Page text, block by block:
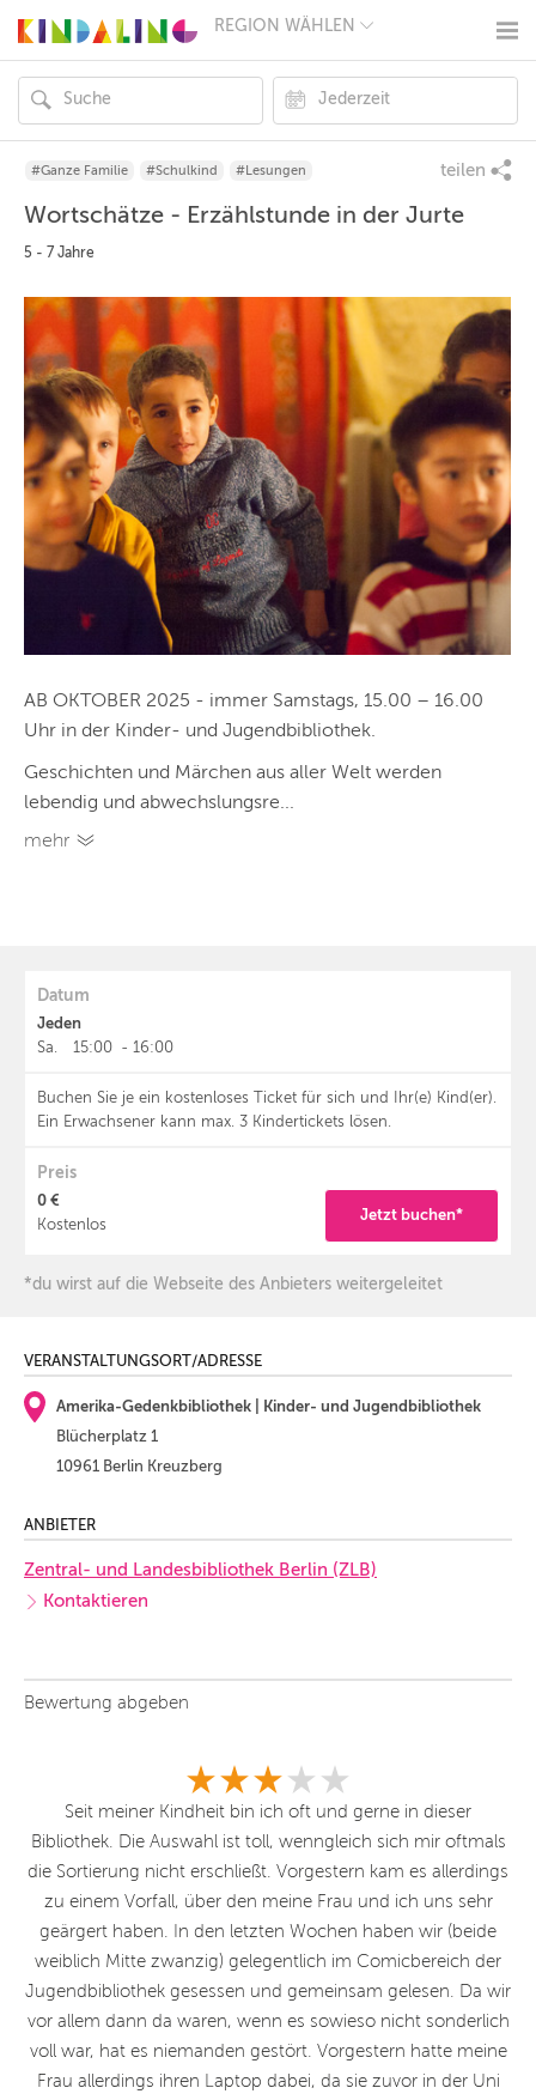
REGION WÄHLEN
MÜNCHEN
HAMBURG
FRANKFURT
KÖLN
DÜSSELDORF
ESSEN
NÜRNBERG
ZÜRICH
ANDERE
REGIONEN
#Ganze Familie #Schulkind #Lesungen teilen
Wortschätze - Erzählstunde in der Jurte
5 - 7 Jahre
AB OKTOBER 2025 - immer Samstags, 15.00 – 16.00
Uhr in der Kinder- und Jugendbibliothek.
Geschichten und Märchen aus aller Welt werden
lebendig und abwechslungsre...
mehr
Datum
Jeden
Sa. 15:00 - 16:00
Buchen Sie je ein kostenloses Ticket für sich und Ihr(e) Kind(er).
Ein Erwachsener kann max. 3 Kindertickets lösen.
Preis
0 €
Kostenlos
Jetzt buchen*
*du wirst auf die Webseite des Anbieters weitergeleitet
VERANSTALTUNGSORT/ADRESSE
Amerika-Gedenkbibliothek | Kinder- und Jugendbibliothek
Blücherplatz 1
10961 Berlin Kreuzberg
ANBIETER
Zentral- und Landesbibliothek Berlin (ZLB)
Kontaktieren
Bewertung abgeben
Seit meiner Kindheit bin ich oft und gerne in dieser
Bibliothek. Die Auswahl ist toll, wenngleich sich mir oftmals
die Sortierung nicht erschließt. Vorgestern kam es allerdings
zu einem Vorfall, über den meine Frau und ich uns sehr
geärgert haben. In den letzten Wochen haben wir (beide
weiblich Mitte zwanzig) gelegentlich im Comicbereich der
Jugendbibliothek gesessen und gemeinsam gelesen. Da wir
vor allem dann da waren, wenn es sowieso nicht sonderlich
voll war, hat es niemanden gestört. Vorgestern hatte meine
Frau allerdings ihren Laptop dabei, da sie zuvor in der Uni